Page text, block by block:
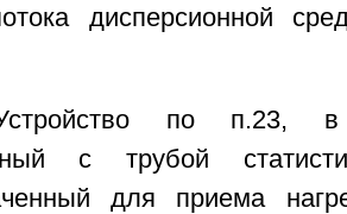
дисперсионной
по п.23, в
с трубой
для приема